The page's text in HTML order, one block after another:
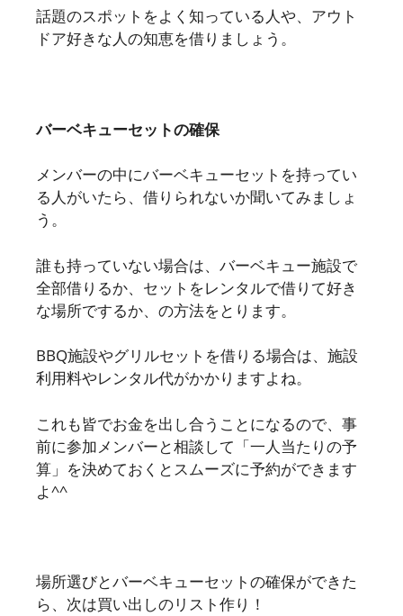
話題のスポットをよく知っている人や、アウト
ドア好きな人の知恵を借りましょう。
バーベキューセットの確保
メンバーの中にバーベキューセットを持ってい
る人がいたら、借りられないか聞いてみましょ
う。
誰も持っていない場合は、バーベキュー施設で
全部借りるか、セットをレンタルで借りて好き
な場所でするか、の方法をとります。
BBQ施設やグリルセットを借りる場合は、施設
利用料やレンタル代がかかりますよね。
これも皆でお金を出し合うことになるので、事
前に参加メンバーと相談して「一人当たりの予
算」を決めておくとスムーズに予約ができます
よ^^
場所選びとバーベキューセットの確保ができた
ら、次は買い出しのリスト作り！